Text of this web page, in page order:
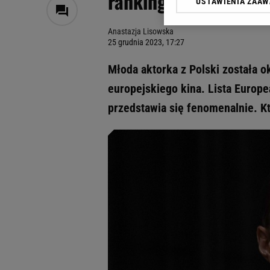
Anastazja Lisowska
25 grudnia 2023, 17:27
Młoda aktorka z Polski została
europejskiego kina. Lista
przedstawia się fenomenalnie.
Klikając „Akceptuję”
odnośnik „Ustawienia
My, nasi Zaufani
Użycie dokładnych
Przechowywanie